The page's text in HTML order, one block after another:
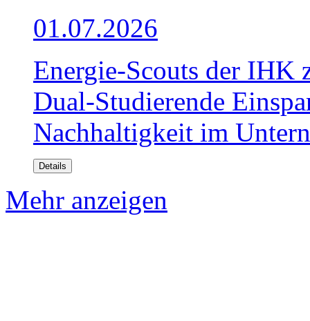
01.07.2026
Energie-Scouts der IHK
Dual-Studierende
Nachhaltigkeit im
Details
Mehr anzeigen